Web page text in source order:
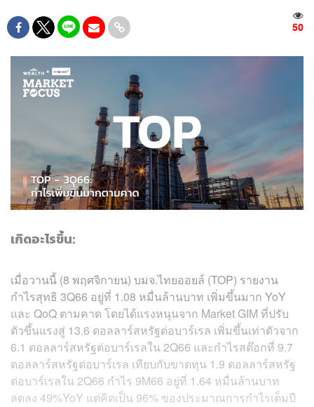
50
เกิดอะไรขึ้น:
เมื่อวานนี้ (8 พฤศจิกายน) บมจ.ไทยออยล์ (TOP) รายงาน
กำไรสุทธิ 3Q66 อยู่ที่ 1.08 หมื่นล้านบาท เพิ่มขึ้นมาก YoY
และ QoQ ตามคาด โดยได้แรงหนุนจาก Market GIM ที่ปรับ
ตัวขึ้นแรงสู่ 13.6 ดอลลาร์สหรัฐต่อบาร์เรล เพิ่มขึ้นเท่าตัวจาก
6.1 ดอลลาร์สหรัฐต่อบาร์เรลใน 2Q66 และกำไรสต๊อกที่ 9.7
ดอลลาร์สหรัฐต่อบาร์เรล เทียบกับขาดทุน 1.9 ดอลลาร์สหรัฐ
ต่อบาร์เรลใน 2Q66 กำไร 9M66 อยู่ที่ 1.64 หมื่นล้านบาท
ลดลง 49%YoY แต่คิดเป็น 96% ของประมาณการกำไรเต็มปี